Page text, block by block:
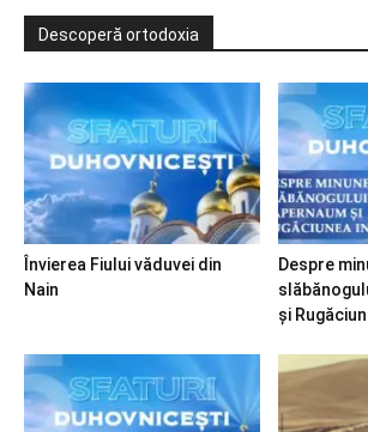
Descoperă ortodoxia
Învierea Fiului văduvei din
Nain
Despre
și